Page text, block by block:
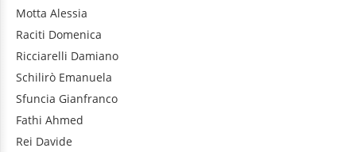
Motta Alessia
Raciti Domenica
Ricciarelli Damiano
Schilirò Emanuela
Sfuncia Gianfranco
Fathi Ahmed
Rei Davide